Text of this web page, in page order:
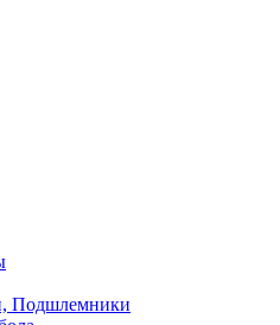
Подшлемники